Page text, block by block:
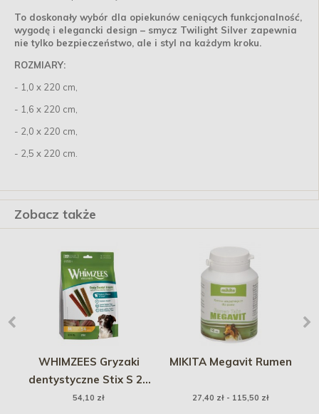
To doskonały wybór dla opiekunów ceniących funkcjonalność,
wygodę i elegancki design – smycz Twilight Silver zapewnia
nie tylko bezpieczeństwo, ale i styl na każdym kroku.
ROZMIARY:
- 1,0 x 220 cm,
- 1,6 x 220 cm,
- 2,0 x 220 cm,
- 2,5 x 220 cm.
Zobacz także
WHIMZEES Gryzaki
dentystyczne Stix S 28
szt.
54,10 zł
MIKITA Megavit Rumen
27,40 zł - 115,50 zł